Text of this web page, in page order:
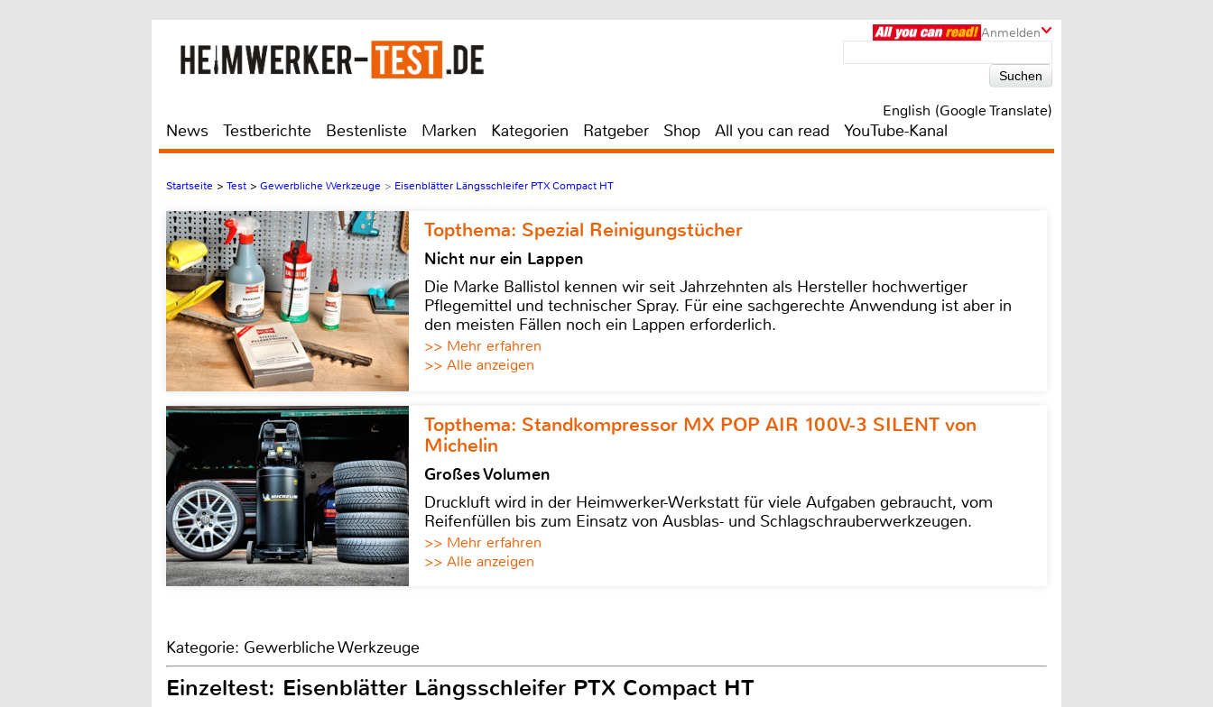
Anmelden
English (Google Translate)
News Testberichte Bestenliste Marken Kategorien Ratgeber Shop All you can read YouTube-Kanal
Startseite > Test > Gewerbliche Werkzeuge > Eisenblätter Längsschleifer PTX Compact HT
Topthema: Spezial Reinigungstücher
Nicht nur ein Lappen
Die Marke Ballistol kennen wir seit Jahrzehnten als Hersteller hochwertiger
Pflegemittel und technischer Spray. Für eine sachgerechte Anwendung ist aber in
den meisten Fällen noch ein Lappen erforderlich.
>> Mehr erfahren
>> Alle anzeigen
Topthema: Standkompressor MX POP AIR 100V-3 SILENT von
Michelin
Großes Volumen
Druckluft wird in der Heimwerker-Werkstatt für viele Aufgaben gebraucht, vom
Reifenfüllen bis zum Einsatz von Ausblas- und Schlagschrauberwerkzeugen.
>> Mehr erfahren
>> Alle anzeigen
Kategorie: Gewerbliche Werkzeuge
Einzeltest: Eisenblätter Längsschleifer PTX Compact HT